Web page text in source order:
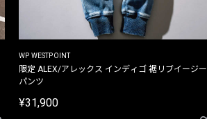
WP WESTPOINT
限定 ALEX/アレックス インディゴ 裾リブイージー
パンツ
¥31,900